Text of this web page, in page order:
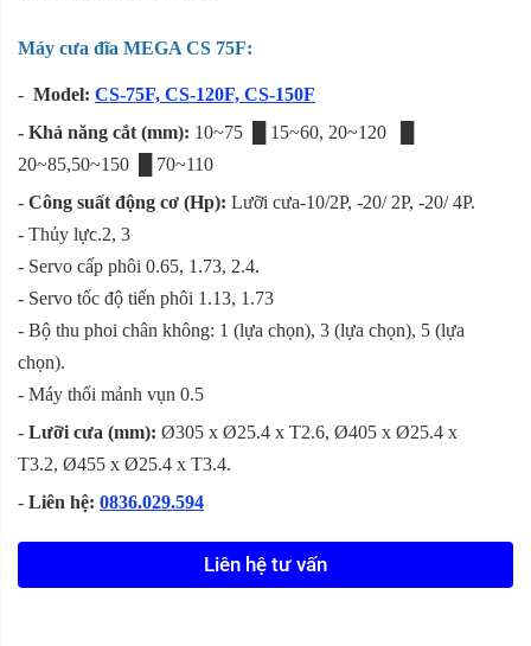
Máy cưa đĩa MEGA CS 75F:
- Model: CS-75F, CS-120F, CS-150F
- Khả năng cắt (mm): 10~75 █ 15~60, 20~120 █
20~85,50~150 █ 70~110
- Công suất động cơ (Hp): Lưỡi cưa-10/2P, -20/ 2P, -20/ 4P.
- Thủy lực.2, 3
- Servo cấp phôi 0.65, 1.73, 2.4.
- Servo tốc độ tiến phôi 1.13, 1.73
- Bộ thu phoi chân không: 1 (lựa chọn), 3 (lựa chọn), 5 (lựa
chọn).
- Máy thổi mảnh vụn 0.5
- Lưỡi cưa (mm): Ø305 x Ø25.4 x T2.6, Ø405 x Ø25.4 x
T3.2, Ø455 x Ø25.4 x T3.4.
- Liên hệ: 0836.029.594
Liên hệ tư vấn